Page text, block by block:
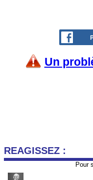
Un
REAGISSEZ :
Pour